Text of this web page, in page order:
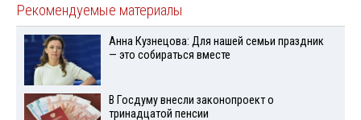
Рекомендуемые материалы
Анна Кузнецова: Для нашей семьи праздник
— это собираться вместе
В Госдуму внесли законопроект о
тринадцатой пенсии